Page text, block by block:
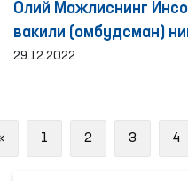
Олий Мажлиснинг
вакили (омбудсман)
йўналишидаги
29.12.2022
Previous
1 2 3 4